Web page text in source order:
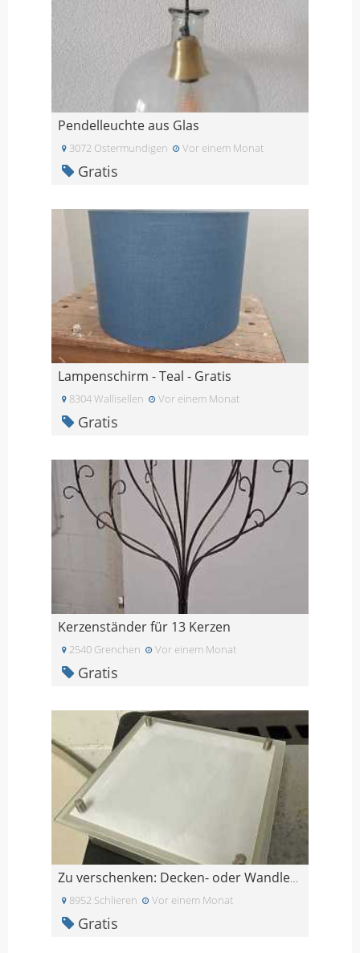
Pendelleuchte aus Glas
3072 Ostermundigen Vor einem Monat
Gratis
Lampenschirm - Teal - Gratis
8304 Wallisellen Vor einem Monat
Gratis
Kerzenständer für 13 Kerzen
2540 Grenchen Vor einem Monat
Gratis
Zu verschenken: Decken- oder Wandleuchte (Glas/Met
8952 Schlieren Vor einem Monat
Gratis